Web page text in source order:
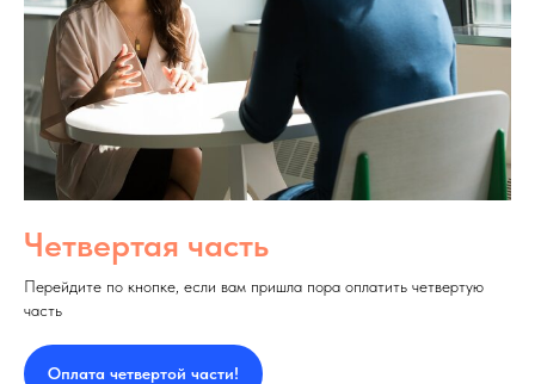
Четвертая часть
Перейдите по кнопке, если вам пришла пора оплатить четвертую
часть
Оплата четвертой части!